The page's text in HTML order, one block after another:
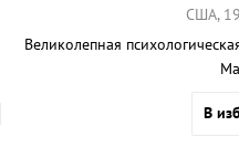
США,
Великолепная
В